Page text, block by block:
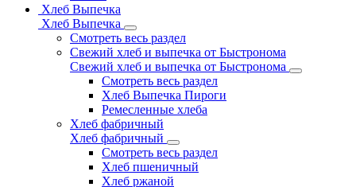
Хлеб Выпечка
Хлеб Выпечка
Смотреть весь раздел
Свежий хлеб и выпечка от Быстронома
Свежий хлеб и выпечка от Быстронома
Смотреть весь раздел
Хлеб Выпечка Пироги
Ремесленные хлеба
Хлеб фабричный
Хлеб фабричный
Смотреть весь раздел
Хлеб пшеничный
Хлеб ржаной